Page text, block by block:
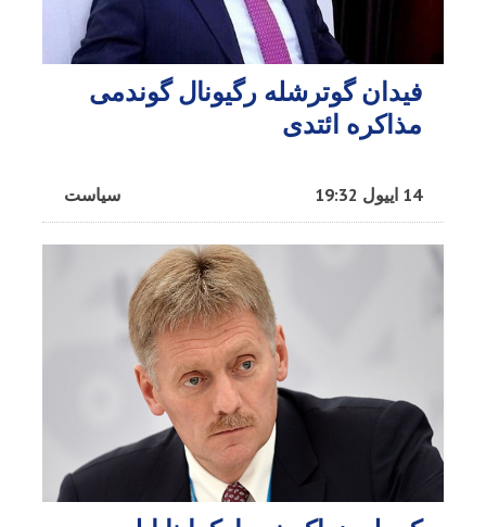
فیدان گوترشله رگیونال گوندمی
مذاکره ائتدی
سیاست 14 اییول 19:32